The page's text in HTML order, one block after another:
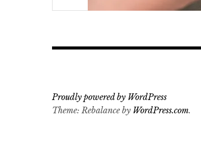
Proudly powered by WordPress
Theme: Rebalance by WordPress.com.